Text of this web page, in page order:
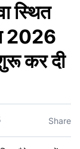
स्थित
2026
कर दी
Share